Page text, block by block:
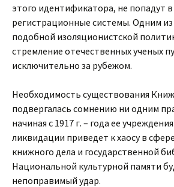
этого идентификатора, не попадут
регистрационные системы. Одним
подобной изоляционистской
стремление отечественных ученых
исключительно за рубежом.
Необходимость существования
подвергалась сомнению ни одним
начиная с 1917 г. – года ее
ликвидации приведет к хаосу в
книжного дела и государственной
Национальной культурной памяти
непоправимый удар.